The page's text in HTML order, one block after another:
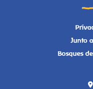
Junto
Bosques